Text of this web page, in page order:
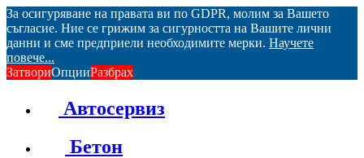
За осигуряване на правата ви по GDPR, молим за Вашето
съгласие. Ние се грижим за сигурността на Вашите лични
данни и сме предприели необходимите мерки. Научете
повече...
ЗатвориОпцииРазбрах
Автосервиз
Бетон